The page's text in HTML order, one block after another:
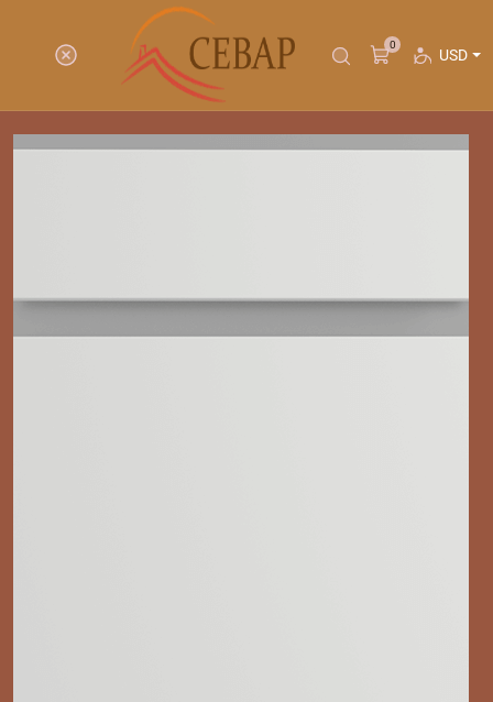
0
USD